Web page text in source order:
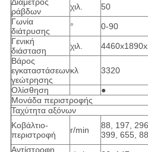
Διάμετρος
ράβδων
χιλ. 50
Γωνία
διάτρυσης
° 0-90
Γενική
διάσταση
χιλ.
Βάρος
εγκαταστάσεων
γεώτρησης
κλ 3320
Ολίσθηση ●
Μονάδα περιστροφής
Ταχύτητα αξόνων
Κοβάλτιο-
περιστροφή
r/min
88, 197,
399, 655,
Αντίστροφη